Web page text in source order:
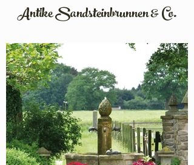
Antike Sandsteinbrunnen & Co.